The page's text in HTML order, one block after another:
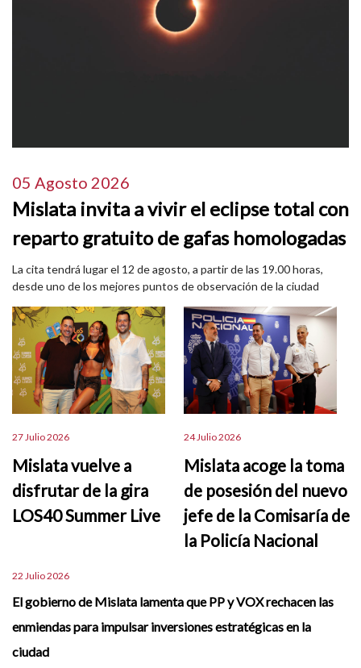
05 Agosto 2026
Mislata invita a vivir el eclipse total con
reparto gratuito de gafas homologadas
La cita tendrá lugar el 12 de agosto, a partir de las 19.00 horas,
desde uno de los mejores puntos de observación de la ciudad
27 Julio 2026
Mislata vuelve a
disfrutar de la gira
LOS40 Summer Live
24 Julio 2026
Mislata acoge la toma
de posesión del nuevo
jefe de la Comisaría de
la Policía Nacional
22 Julio 2026
El gobierno de Mislata lamenta que PP y VOX rechacen las
enmiendas para impulsar inversiones estratégicas en la
ciudad